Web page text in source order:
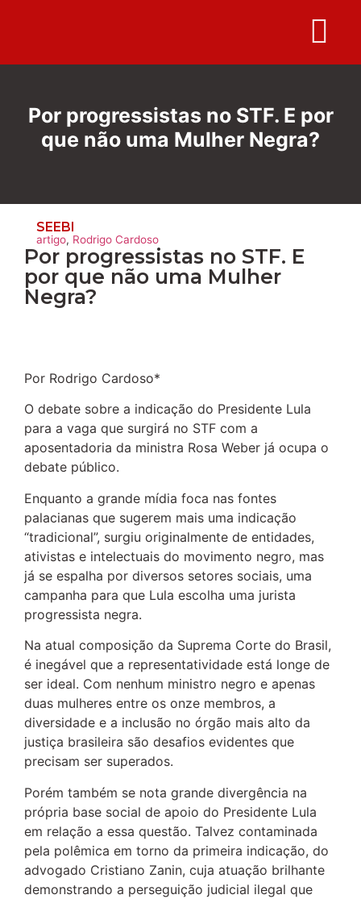
Por progressistas no STF. E por
que não uma Mulher Negra?
SEEBI
artigo, Rodrigo Cardoso
Por progressistas no STF. E
por que não uma Mulher
Negra?
Por Rodrigo Cardoso*
O debate sobre a indicação do Presidente Lula
para a vaga que surgirá no STF com a
aposentadoria da ministra Rosa Weber já ocupa o
debate público.
Enquanto a grande mídia foca nas fontes
palacianas que sugerem mais uma indicação
“tradicional”, surgiu originalmente de entidades,
ativistas e intelectuais do movimento negro, mas
já se espalha por diversos setores sociais, uma
campanha para que Lula escolha uma jurista
progressista negra.
Na atual composição da Suprema Corte do Brasil,
é inegável que a representatividade está longe de
ser ideal. Com nenhum ministro negro e apenas
duas mulheres entre os onze membros, a
diversidade e a inclusão no órgão mais alto da
justiça brasileira são desafios evidentes que
precisam ser superados.
Porém também se nota grande divergência na
própria base social de apoio do Presidente Lula
em relação a essa questão. Talvez contaminada
pela polêmica em torno da primeira indicação, do
advogado Cristiano Zanin, cuja atuação brilhante
demonstrando a perseguição judicial ilegal que